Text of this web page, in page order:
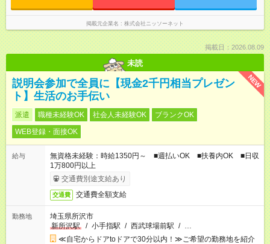
掲載元企業名 株式会社ニッソーネット
掲載日：2026.08.09
未読
NEW
説明会参加で全員に【現金2千円相当プレゼン
ト】生活のお手伝い
派遣 職種未経験OK 社会人未経験OK
ブランクOK
WEB登録・面接OK
給与
無資格未経験：時給1350円～ ■週払いOK ■扶養内OK ■日収
1万800円以上
交通費別途支給あり
交通費 交通費全額支給
勤務地
埼玉県所沢市
新所沢駅
/ 小手指駅 / 西武球場前駅 / …
≪自宅からドアtoドアで30分以内！≫ご希望の勤務地を紹介